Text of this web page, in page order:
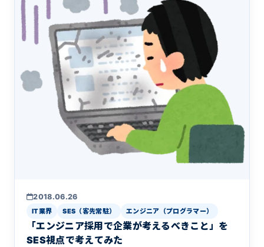
2018.06.26
IT業界 SES（客先常駐） エンジニア（プログラマー）
「エンジニア採用で企業が考えるべきこと」を
SES視点で考えてみた